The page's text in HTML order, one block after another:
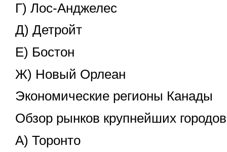
Г) Лос-Анджелес
Д) Детройт
Е) Бостон
Ж) Новый Орлеан
Экономические регионы Канады
Обзор рынков крупнейших
А) Торонто